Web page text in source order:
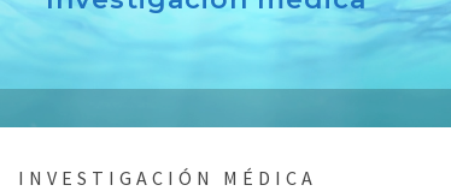
INVESTIGACIÓN MÉDICA